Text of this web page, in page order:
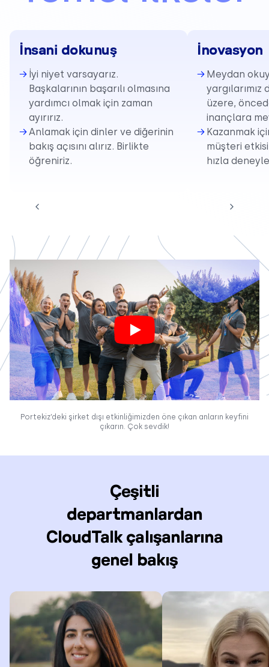
İnsani dokunuş
İyi niyet varsayarız.
Başkalarının başarılı olmasına
yardımcı olmak için zaman
ayırırız.
Anlamak için dinler ve diğerinin
bakış açısını alırız. Birlikte
öğreniriz.
İnovasyon
Meydan
üzere,
inançlara
Kazanmak
müşteri
hızla
Portekiz’deki şirket dışı etkinliğimizden öne çıkan anların keyfini
çıkarın. Çok sevdik!
Çeşitli
departmanlardan
CloudTalk çalışanlarına
genel bakış